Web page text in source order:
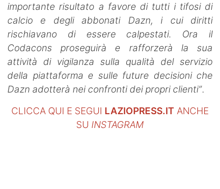
importante risultato a favore di tutti i tifosi di
calcio e degli abbonati Dazn, i cui diritti
rischiavano di essere calpestati. Ora il
Codacons proseguirà e rafforzerà la sua
attività di vigilanza sulla qualità del servizio
della piattaforma e sulle future decisioni che
Dazn adotterà nei confronti dei propri clienti”.
CLICCA QUI E SEGUI LAZIOPRESS.IT ANCHE
SU INSTAGRAM